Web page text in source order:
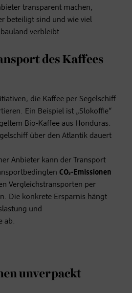
transparent machen,
beteiligt sind und wie viel
verbleibt.
des Kaffees
die Kaffee per Segelschiff
Ein Beispiel ist „Slokoffie“
Bio-Kaffee aus Honduras.
über den Atlantik dauert
Anbieter kann der Transport
CO₂-Emissionen
Vergleichstransporten per
Die konkrete Ersparnis hängt
und
ab.
unverpackt